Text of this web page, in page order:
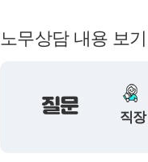
노무상담 내용 보기
질문 직